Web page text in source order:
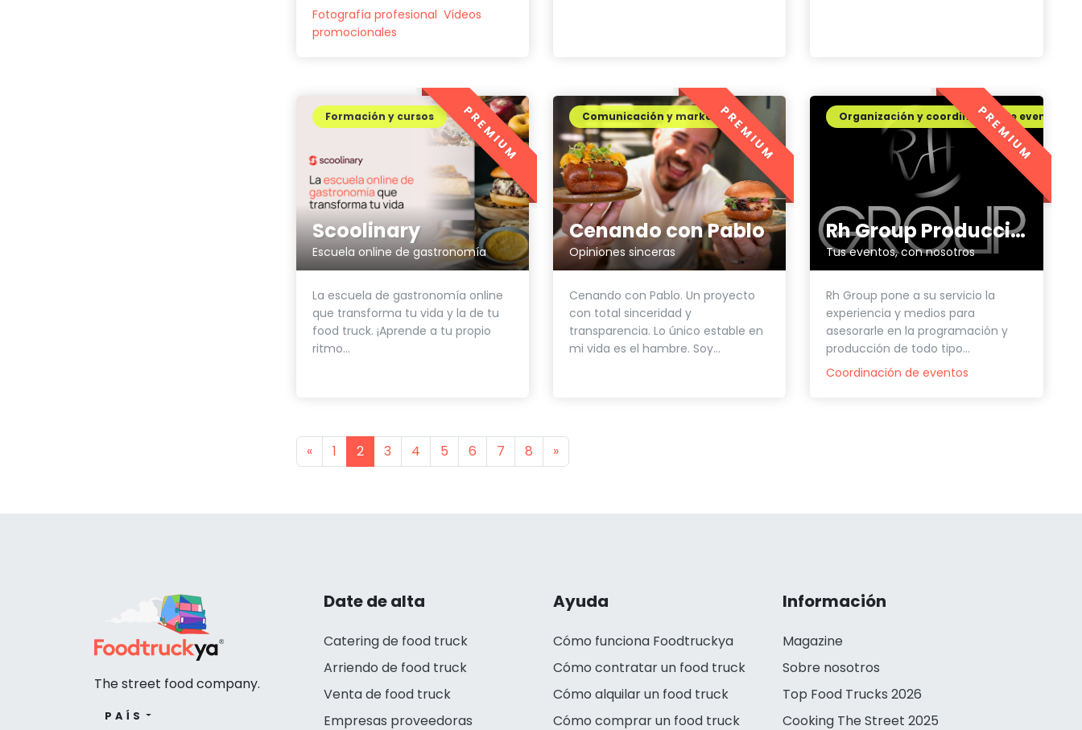
Fotografía profesional Vídeos
promocionales
Scoolinary
Escuela online de gastronomía
Formación y cursos
La escuela de gastronomía online
que transforma tu vida y la de tu
food truck. ¡Aprende a tu propio
ritmo...
PREMIUM
Cenando con Pablo
Opiniones sinceras
Comunicación y marketing
Cenando con Pablo. Un proyecto
con total sinceridad y
transparencia. Lo único estable en
mi vida es el hambre. Soy...
PREMIUM
Rh Group Producciones
Tus eventos, con nosotros
Organización y coordinación de eventos
Rh Group pone a su servicio la
experiencia y medios para
asesorarle en la programación y
producción de todo tipo...
Coordinación de eventos
PREMIUM
«Previous
1 2 3 4 5 6 7 8 »Next
Date de alta
Catering de food truck
Arriendo de food truck
Venta de food truck
Empresas proveedoras
Ayuda
Cómo funciona Foodtruckya
Cómo contratar un food truck
Cómo alquilar un food truck
Cómo comprar un food truck
Información
Magazine
Sobre nosotros
Top Food Trucks 2026
Cooking The Street 2025
The street food company.
PAÍS